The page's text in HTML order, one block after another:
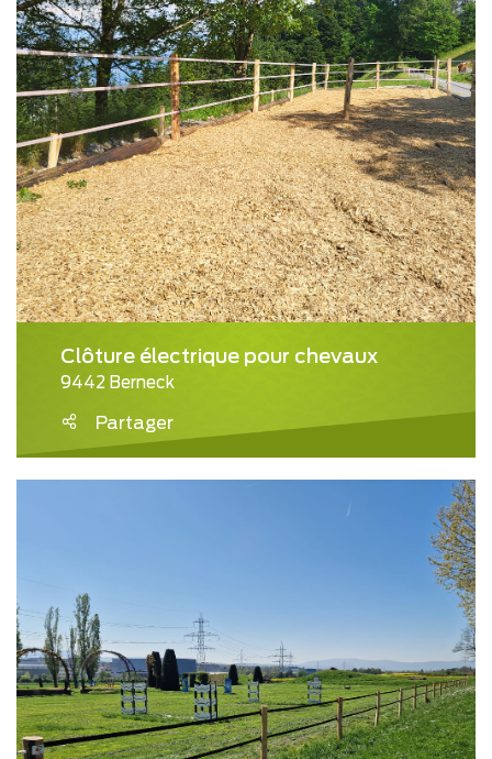
Clôture électrique pour chevaux
9442 Berneck
Partager